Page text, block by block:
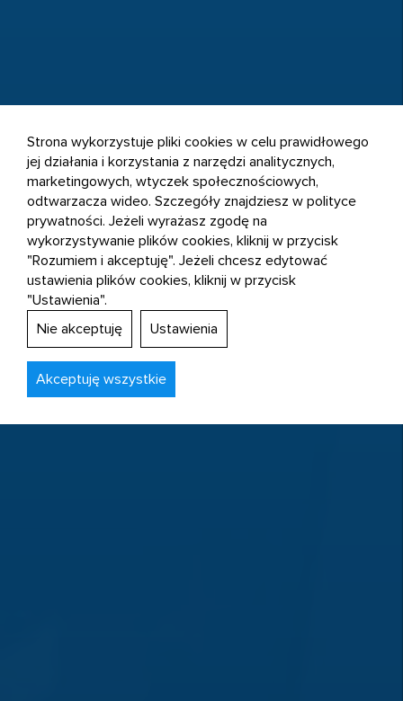
Strona wykorzystuje pliki cookies w celu prawidłowego
jej działania i korzystania z narzędzi analitycznych,
marketingowych, wtyczek społecznościowych,
odtwarzacza wideo. Szczegóły znajdziesz w polityce
prywatności. Jeżeli wyrażasz zgodę na
wykorzystywanie plików cookies, kliknij w przycisk
"Rozumiem i akceptuję". Jeżeli chcesz edytować
ustawienia plików cookies, kliknij w przycisk
"Ustawienia".
Nie akceptuję
Ustawienia
Akceptuję wszystkie